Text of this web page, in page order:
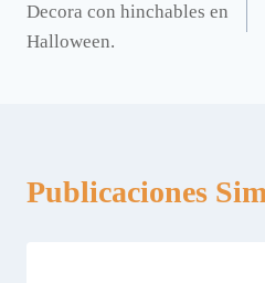
de
Decora con hinchables en
Halloween.
Publicaciones